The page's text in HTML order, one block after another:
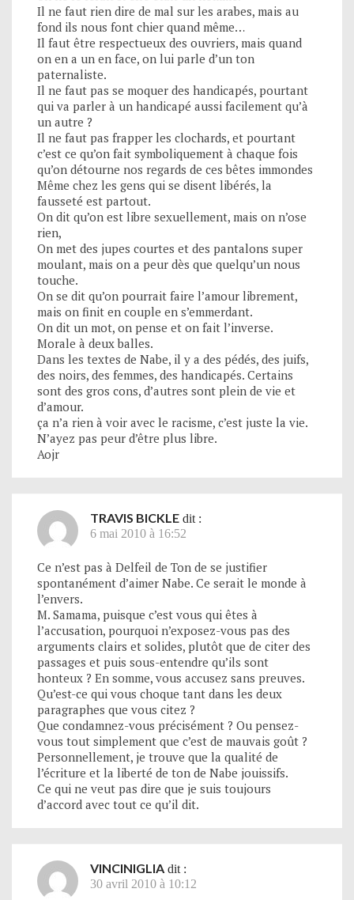
Il ne faut rien dire de mal sur les arabes, mais au
fond ils nous font chier quand même…
Il faut être respectueux des ouvriers, mais quand
on en a un en face, on lui parle d’un ton
paternaliste.
Il ne faut pas se moquer des handicapés, pourtant
qui va parler à un handicapé aussi facilement qu’à
un autre ?
Il ne faut pas frapper les clochards, et pourtant
c’est ce qu’on fait symboliquement à chaque fois
qu’on détourne nos regards de ces bêtes immondes
Même chez les gens qui se disent libérés, la
fausseté est partout.
On dit qu’on est libre sexuellement, mais on n’ose
rien,
On met des jupes courtes et des pantalons super
moulant, mais on a peur dès que quelqu’un nous
touche.
On se dit qu’on pourrait faire l’amour librement,
mais on finit en couple en s’emmerdant.
On dit un mot, on pense et on fait l’inverse.
Morale à deux balles.
Dans les textes de Nabe, il y a des pédés, des juifs,
des noirs, des femmes, des handicapés. Certains
sont des gros cons, d’autres sont plein de vie et
d’amour.
ça n’a rien à voir avec le racisme, c’est juste la vie.
N’ayez pas peur d’être plus libre.
Aojr
TRAVIS BICKLE dit :
6 mai 2010 à 16:52
Ce n’est pas à Delfeil de Ton de se justifier
spontanément d’aimer Nabe. Ce serait le monde à
l’envers.
M. Samama, puisque c’est vous qui êtes à
l’accusation, pourquoi n’exposez-vous pas des
arguments clairs et solides, plutôt que de citer des
passages et puis sous-entendre qu’ils sont
honteux ? En somme, vous accusez sans preuves.
Qu’est-ce qui vous choque tant dans les deux
paragraphes que vous citez ?
Que condamnez-vous précisément ? Ou pensez-
vous tout simplement que c’est de mauvais goût ?
Personnellement, je trouve que la qualité de
l’écriture et la liberté de ton de Nabe jouissifs.
Ce qui ne veut pas dire que je suis toujours
d’accord avec tout ce qu’il dit.
VINCINIGLIA dit :
30 avril 2010 à 10:12